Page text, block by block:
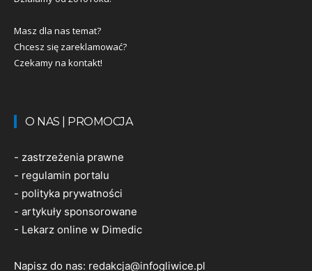
Masz dla nas temat?
Chcesz się zareklamować?
Czekamy na kontakt!
O NAS | PROMOCJA
- zastrzeżenia prawne
- regulamin portalu
- polityka prywatności
- artykuły sponsorowane
- Lekarz online w Dimedic
Napisz do nas: redakcja@infogliwice.pl